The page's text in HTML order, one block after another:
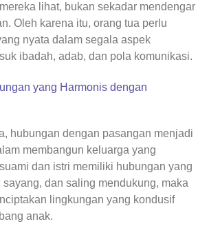
lihat, bukan sekadar mendengar
Oleh karena itu, orang tua perlu
nyata dalam segala aspek
ibadah, adab, dan pola komunikasi.
yang Harmonis dengan
hubungan dengan pasangan menjadi
membangun keluarga yang
dan istri memiliki hubungan yang
sayang, dan saling mendukung, maka
lingkungan yang kondusif
anak.